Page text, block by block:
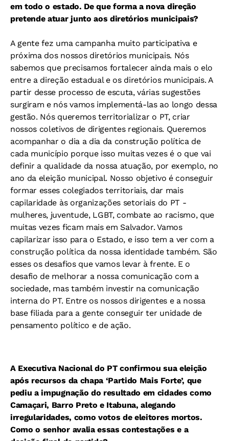
em todo o estado. De que forma a nova direção
pretende atuar junto aos diretórios municipais?
A gente fez uma campanha muito participativa e
próxima dos nossos diretórios municipais. Nós
sabemos que precisamos fortalecer ainda mais o elo
entre a direção estadual e os diretórios municipais. A
partir desse processo de escuta, várias sugestões
surgiram e nós vamos implementá-las ao longo dessa
gestão. Nós queremos territorializar o PT, criar
nossos coletivos de dirigentes regionais. Queremos
acompanhar o dia a dia da construção política de
cada município porque isso muitas vezes é o que vai
definir a qualidade da nossa atuação, por exemplo, no
ano da eleição municipal. Nosso objetivo é conseguir
formar esses colegiados territoriais, dar mais
capilaridade às organizações setoriais do PT -
mulheres, juventude, LGBT, combate ao racismo, que
muitas vezes ficam mais em Salvador. Vamos
capilarizar isso para o Estado, e isso tem a ver com a
construção política da nossa identidade também. São
esses os desafios que vamos levar à frente. E o
desafio de melhorar a nossa comunicação com a
sociedade, mas também investir na comunicação
interna do PT. Entre os nossos dirigentes e a nossa
base filiada para a gente conseguir ter unidade de
pensamento político e de ação.
A Executiva Nacional do PT confirmou sua eleição
após recursos da chapa ‘Partido Mais Forte’, que
pediu a impugnação do resultado em cidades como
Camaçari, Barro Preto e Itabuna, alegando
irregularidades, como votos de eleitores mortos.
Como o senhor avalia essas contestações e a